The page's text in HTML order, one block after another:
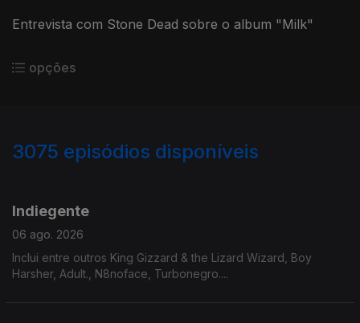
Entrevista com Stone Dead sobre o album "Milk"
opções
3075 episódios disponíveis
Indiegente
06 ago. 2026
Inclui entre outros King Gizzard & the Lizard Wizard, Boy
Harsher, Adult., N8noface, Turbonegro....